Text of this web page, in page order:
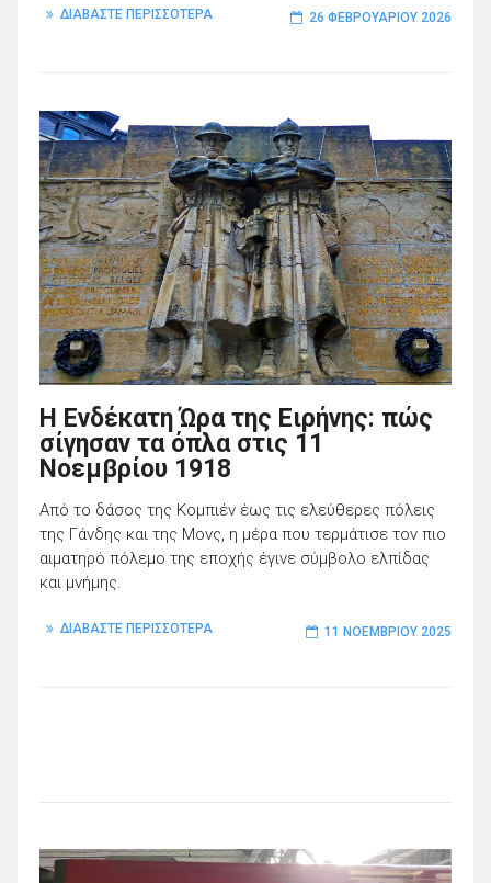
ΔΙΑΒΑΣΤΕ ΠΕΡΙΣΣΟΤΕΡΑ 26 ΦΕΒΡΟΥΑΡΊΟΥ 2026
Η Ενδέκατη Ώρα της Ειρήνης: πώς
σίγησαν τα όπλα στις 11
Νοεμβρίου 1918
Από το δάσος της Κομπιέν έως τις ελεύθερες πόλεις
της Γάνδης και της Μονς, η μέρα που τερμάτισε τον πιο
αιματηρό πόλεμο της εποχής έγινε σύμβολο ελπίδας
και μνήμης.
ΔΙΑΒΑΣΤΕ ΠΕΡΙΣΣΟΤΕΡΑ 11 ΝΟΕΜΒΡΊΟΥ 2025